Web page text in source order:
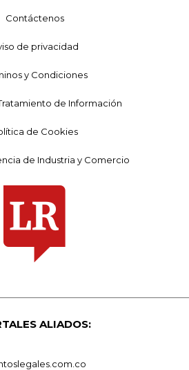
Contáctenos
de privacidad
y Condiciones
de Información
de Cookies
de Industria y Comercio
ALIADOS: